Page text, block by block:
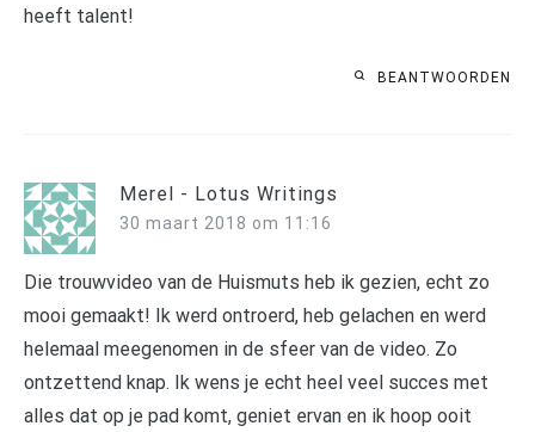
heeft talent!
BEANTWOORDEN
Merel - Lotus Writings
30 maart 2018 om 11:16
Die trouwvideo van de Huismuts heb ik gezien, echt zo
mooi gemaakt! Ik werd ontroerd, heb gelachen en werd
helemaal meegenomen in de sfeer van de video. Zo
ontzettend knap. Ik wens je echt heel veel succes met
alles dat op je pad komt, geniet ervan en ik hoop ooit